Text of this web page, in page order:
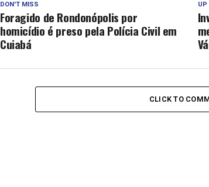
UP
DON'T MISS
Foragido de Rondonópolis por
homicídio é preso pela Polícia Civil em
Cuiabá
CLICK TO